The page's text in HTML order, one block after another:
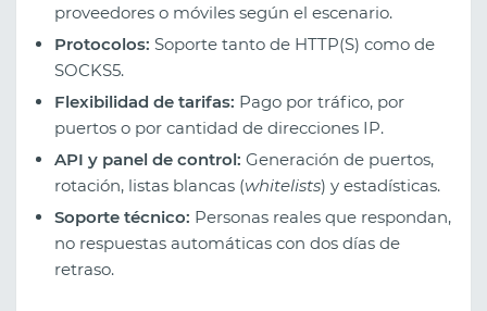
proveedores o móviles según el escenario.
Protocolos: Soporte tanto de HTTP(S) como de
SOCKS5.
Flexibilidad de tarifas: Pago por tráfico, por
puertos o por cantidad de direcciones IP.
API y panel de control: Generación de puertos,
rotación, listas blancas (whitelists) y estadísticas.
Soporte técnico: Personas reales que respondan,
no respuestas automáticas con dos días de
retraso.